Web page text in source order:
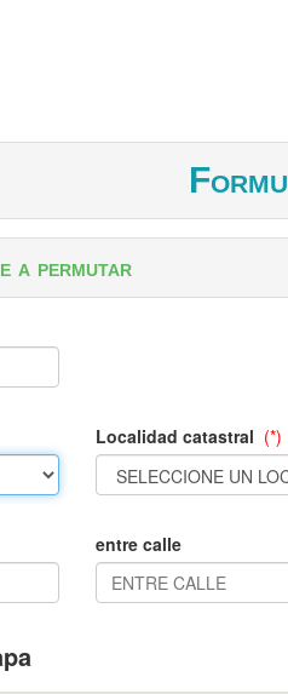
a permutar
Localidad catastral (*)
entre calle